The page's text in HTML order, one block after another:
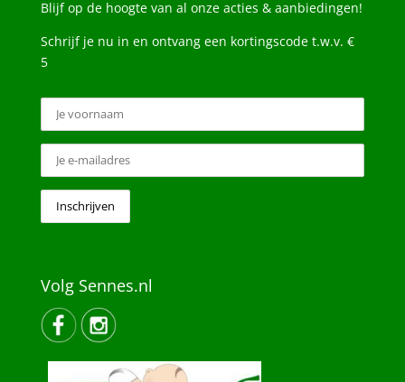
Blijf op de hoogte van al onze acties & aanbiedingen!
Schrijf je nu in en ontvang een kortingscode t.w.v. €
5
Volg Sennes.nl